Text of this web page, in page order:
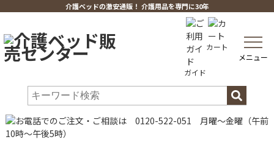
介護ベッドの激安通販！ 介護用品を専門に30年
ガイド
カート
toggle
メニュー